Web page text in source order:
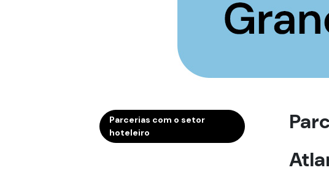
Parcerias com o setor
hoteleiro